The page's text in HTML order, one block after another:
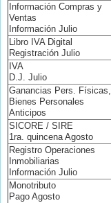
Información Compras y
Ventas
Información Julio
Libro IVA Digital
Registración Julio
IVA
D.J. Julio
Ganancias Pers. Físicas,
Bienes Personales
Anticipos
SICORE / SIRE
1ra. quincena Agosto
Registro Operaciones
Inmobiliarias
Información Julio
Monotributo
Pago Agosto